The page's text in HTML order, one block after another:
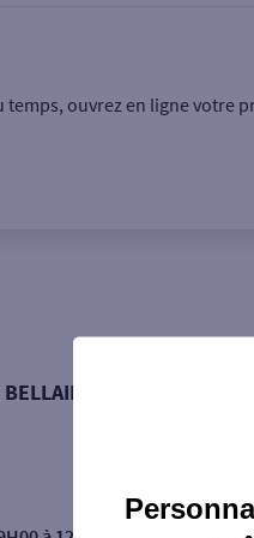
Autour de moi
temps, ouvrez en ligne votre